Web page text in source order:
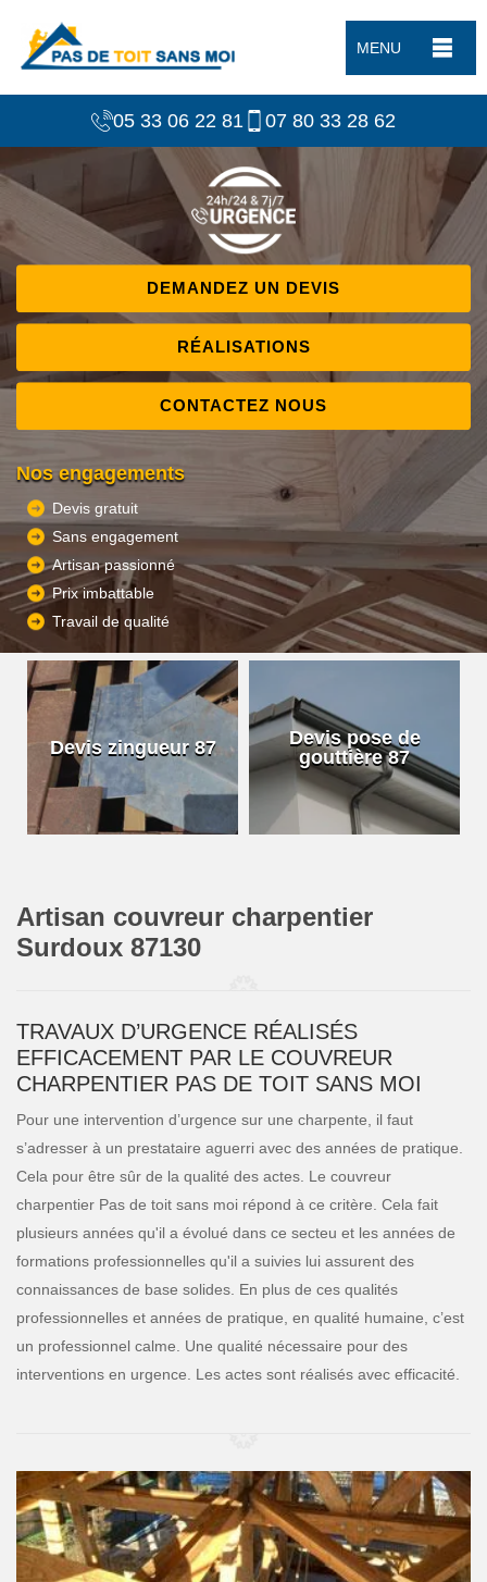
MENU
05 33 06 22 81 07 80 33 28 62
DEMANDEZ UN DEVIS
RÉALISATIONS
CONTACTEZ NOUS
Nos engagements
Devis gratuit
Sans engagement
Artisan passionné
Prix imbattable
Travail de qualité
Devis zingueur 87
Devis pose de
gouttière 87
Artisan couvreur charpentier
Surdoux 87130
TRAVAUX D’URGENCE RÉALISÉS
EFFICACEMENT PAR LE COUVREUR
CHARPENTIER PAS DE TOIT SANS MOI
Pour une intervention d’urgence sur une charpente, il faut
s’adresser à un prestataire aguerri avec des années de pratique.
Cela pour être sûr de la qualité des actes. Le couvreur
charpentier Pas de toit sans moi répond à ce critère. Cela fait
plusieurs années qu'il a évolué dans ce secteu et les années de
formations professionnelles qu'il a suivies lui assurent des
connaissances de base solides. En plus de ces qualités
professionnelles et années de pratique, en qualité humaine, c’est
un professionnel calme. Une qualité nécessaire pour des
interventions en urgence. Les actes sont réalisés avec efficacité.